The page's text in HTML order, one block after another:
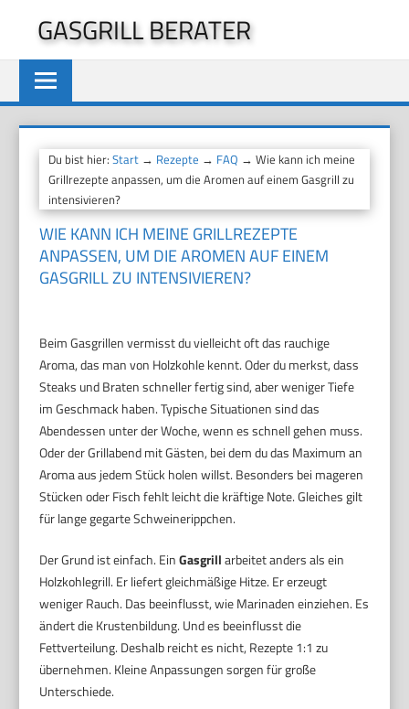
springen
GASGRILL BERATER
Du bist hier:Start → Rezepte → FAQ → Wie kann ich meine
Grillrezepte anpassen, um die Aromen auf einem Gasgrill zu
intensivieren?
WIE KANN ICH MEINE GRILLREZEPTE
ANPASSEN, UM DIE AROMEN AUF EINEM
GASGRILL ZU INTENSIVIEREN?
Beim Gasgrillen vermisst du vielleicht oft das rauchige
Aroma, das man von Holzkohle kennt. Oder du merkst, dass
Steaks und Braten schneller fertig sind, aber weniger Tiefe
im Geschmack haben. Typische Situationen sind das
Abendessen unter der Woche, wenn es schnell gehen muss.
Oder der Grillabend mit Gästen, bei dem du das Maximum an
Aroma aus jedem Stück holen willst. Besonders bei mageren
Stücken oder Fisch fehlt leicht die kräftige Note. Gleiches gilt
für lange gegarte Schweinerippchen.
Der Grund ist einfach. EinGasgrillarbeitet anders als ein
Holzkohlegrill. Er liefert gleichmäßige Hitze. Er erzeugt
weniger Rauch. Das beeinflusst, wie Marinaden einziehen. Es
ändert die Krustenbildung. Und es beeinflusst die
Fettverteilung. Deshalb reicht es nicht, Rezepte 1:1 zu
übernehmen. Kleine Anpassungen sorgen für große
Unterschiede.